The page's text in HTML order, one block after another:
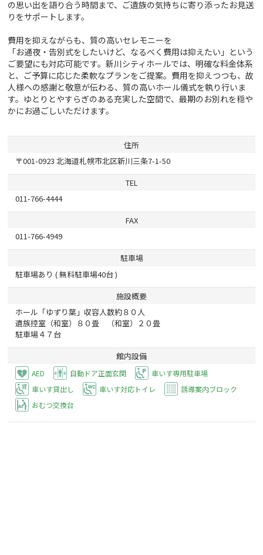
の思い出を語り合う時間まで、ご遺族の気持ちに寄り添ったお見送
りをサポートします。
費用を抑えながらも、質の高いセレモニーを
「お通夜・告別式をしたいけど、なるべく費用は抑えたい」という
ご要望にも対応可能です。新川シティホールでは、明確な料金体系
と、ご予算に応じた柔軟なプランをご提案。費用を抑えつつも、故
人様への感謝と敬意が伝わる、質の高いホール儀式を執り行いま
す。ゆとりとやすらぎのある充実した空間で、最期のお別れを穏や
かにお過ごしいただけます。
住所
〒001-0923 北海道札幌市北区新川三条7-1-50
TEL
011-766-4444
FAX
011-766-4949
駐車場
駐車場あり ( 無料駐車場40台 )
施設概要
ホール「ゆずり葉」収容人数約８０人
遺族控室（和室）８０畳 （和室）２０畳
駐車場４７台
館内設備
AED 自動ドア正面玄関
車いす専用駐車場
車いす貸出し
車いす対応トイレ
誘導案内ブロック
おむつ交換台